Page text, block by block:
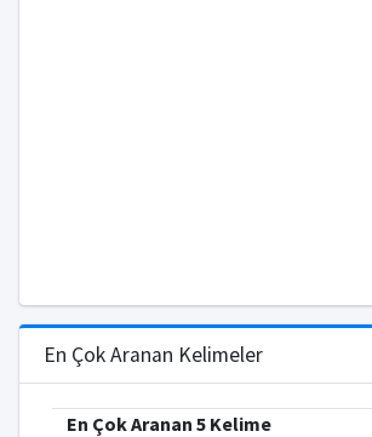
En Çok Aranan Kelimeler
En Çok Aranan 5 Kelime